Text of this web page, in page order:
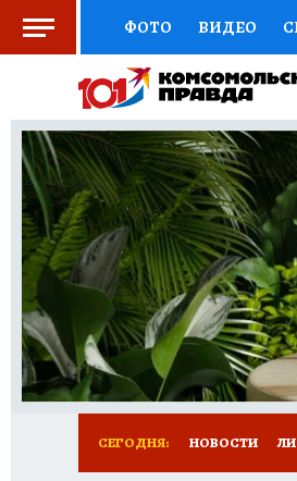
ФОТО ВИДЕО
СОЦПОДДЕРЖКА
ВЫБОР ЭКСПЕРТОВ
КНИЖНАЯ ПОЛКА
ПРЕСС-ЦЕНТР
РАДИО КП
СЕГОДНЯ: НОВОСТИ